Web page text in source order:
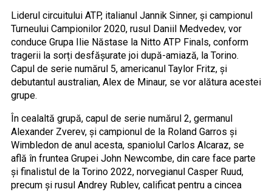
Liderul circuitului ATP, italianul Jannik Sinner, și campionul
Turneului Campionilor 2020, rusul Daniil Medvedev, vor
conduce Grupa Ilie Năstase la Nitto ATP Finals, conform
tragerii la sorți desfășurate joi după-amiază, la Torino.
Capul de serie numărul 5, americanul Taylor Fritz, și
debutantul australian, Alex de Minaur, se vor alătura acestei
grupe.
În cealaltă grupă, capul de serie numărul 2, germanul
Alexander Zverev, și campionul de la Roland Garros și
Wimbledon de anul acesta, spaniolul Carlos Alcaraz, se
află în fruntea Grupei John Newcombe, din care face parte
și finalistul de la Torino 2022, norvegianul Casper Ruud,
precum și rusul Andrey Rublev, calificat pentru a cincea